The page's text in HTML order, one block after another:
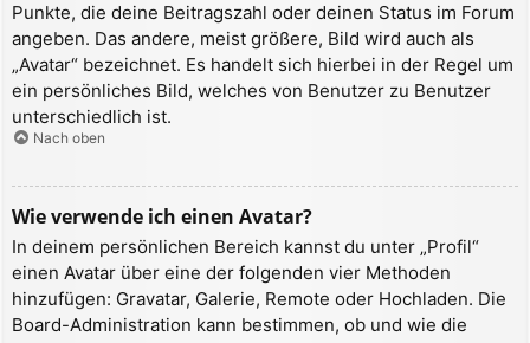
Punkte, die deine Beitragszahl oder deinen Status im Forum
angeben. Das andere, meist größere, Bild wird auch als
„Avatar“ bezeichnet. Es handelt sich hierbei in der Regel um
ein persönliches Bild, welches von Benutzer zu Benutzer
unterschiedlich ist.
Nach oben
Wie verwende ich einen Avatar?
In deinem persönlichen Bereich kannst du unter „Profil“
einen Avatar über eine der folgenden vier Methoden
hinzufügen: Gravatar, Galerie, Remote oder Hochladen. Die
Board-Administration kann bestimmen, ob und wie die